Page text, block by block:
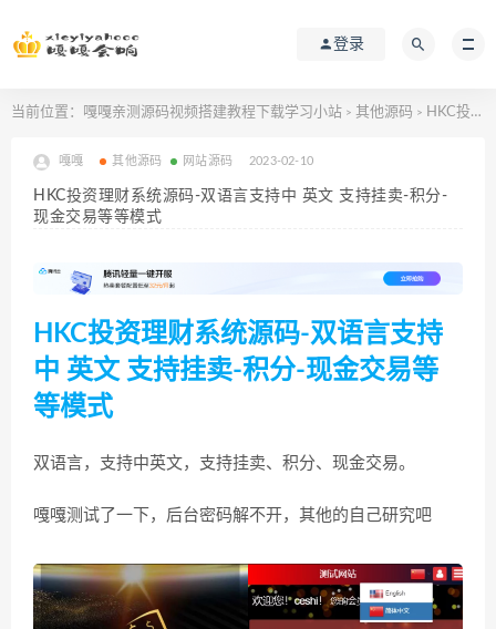
登录
当前位置： 嘎嘎亲测源码视频搭建教程下载学习小站 > 其他源码 > HKC投资理财系统源码-双语言支持中 英文 支持挂卖-积分-现金交易等等模式
嘎嘎 其他源码 网站源码 2023-02-10
HKC投资理财系统源码-双语言支持中 英文 支持挂卖-积分-
现金交易等等模式
HKC投资理财系统源码-双语言支持
中 英文 支持挂卖-积分-现金交易等
等模式
双语言，支持中英文，支持挂卖、积分、现金交易。
嘎嘎测试了一下，后台密码解不开，其他的自己研究吧